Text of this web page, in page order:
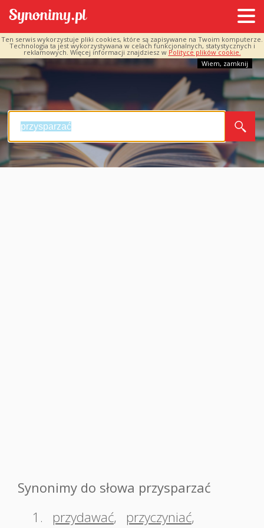
Ten serwis wykorzystuje pliki cookies, które są zapisywane na Twoim komputerze.
Technologia ta jest wykorzystywana w celach funkcjonalnych, statystycznych i
reklamowych. Więcej informacji znajdziesz w Polityce plików cookie.
Wiem, zamknij
Synonimy do słowa przysparzać
1.
przydawać, przyczyniać,